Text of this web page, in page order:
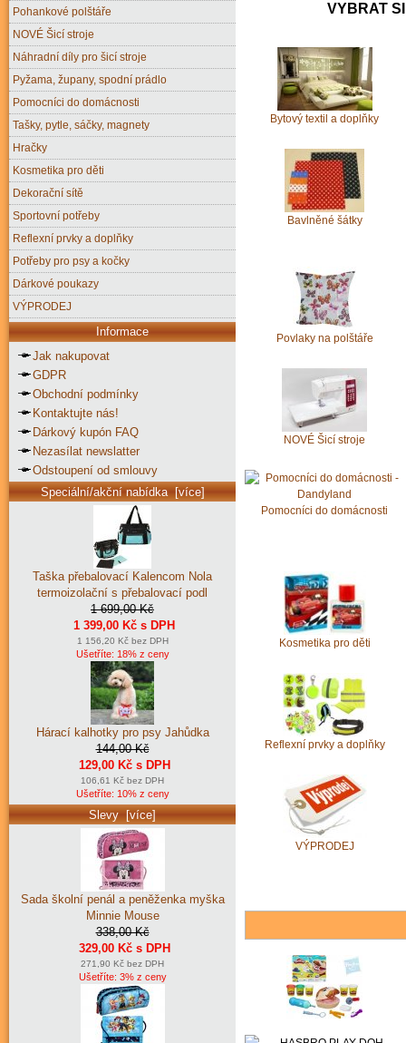
VYBRAT
Bytový textil a doplňky
Bavlněné šátky
Povlaky na polštáře
NOVÉ Šicí stroje
Pomocníci do domácnosti
Kosmetika pro děti
Reflexní prvky a doplňky
VÝPRODEJ
Pohankové polštáře
NOVÉ Šicí stroje
Náhradní díly pro šicí stroje
Pyžama, župany, spodní prádlo
Pomocníci do domácnosti
Tašky, pytle, sáčky, magnety
Hračky
Kosmetika pro děti
Dekorační sítě
Sportovní potřeby
Reflexní prvky a doplňky
Potřeby pro psy a kočky
Dárkové poukazy
VÝPRODEJ
Informace
Jak nakupovat
GDPR
Obchodní podmínky
Kontaktujte nás!
Dárkový kupón FAQ
Nezasílat newslatter
Odstoupení od smlouvy
Speciální/akční nabídka [více]
Taška přebalovací Kalencom Nola
termoizolační s přebalovací podl
1 699,00 Kč
1 399,00 Kč s DPH
1 156,20 Kč bez DPH
Ušetříte: 18% z ceny
Hárací kalhotky pro psy Jahůdka
144,00 Kč
129,00 Kč s DPH
106,61 Kč bez DPH
Ušetříte: 10% z ceny
Slevy [více]
Sada školní penál a peněženka myška
Minnie Mouse
338,00 Kč
329,00 Kč s DPH
271,90 Kč bez DPH
Ušetříte: 3% z ceny